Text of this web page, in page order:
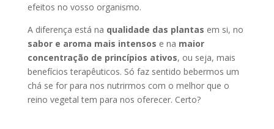
efeitos no vosso organismo.
A diferença está na qualidade das plantas em si, no
sabor e aroma mais intensos e na maior
concentração de princípios ativos, ou seja, mais
benefícios terapêuticos. Só faz sentido bebermos um
chá se for para nos nutrirmos com o melhor que o
reino vegetal tem para nos oferecer. Certo?